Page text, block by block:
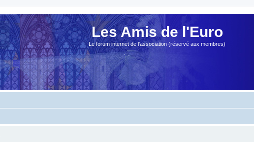
Les Amis de l'Euro
Le forum internet de l'association (réservé aux membres)